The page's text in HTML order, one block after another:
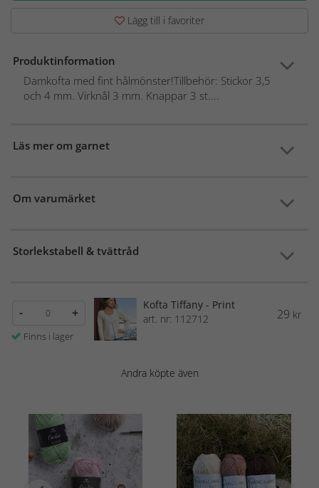
Lägg till i favoriter
Produktinformation
Damkofta med fint hålmönster!Tillbehör: Stickor 3,5
och 4 mm. Virknål 3 mm. Knappar 3 st....
Läs mer om garnet
Om varumärket
Storlekstabell & tvättråd
- +
Finns i lager
Kofta Tiffany - Print
art. nr: 112712
29 kr
Andra köpte även